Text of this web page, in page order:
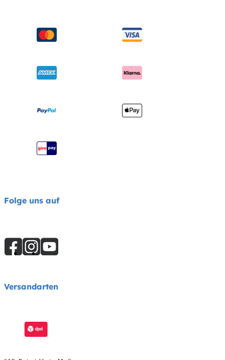
Babytragen
Garantie
Benutzerhandbuch
Auszeichnungen
Produktregistrierung
Joie Signature Katalog
Folge uns auf
Versandarten